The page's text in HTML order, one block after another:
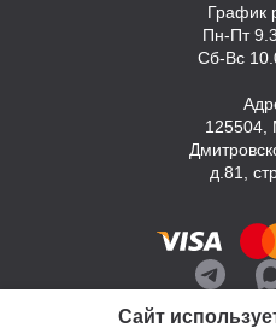
Сайт
График
Пн-Пт
Сб-Вс
125504,
д.81,